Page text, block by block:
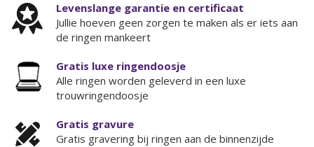
Levenslange garantie en certificaat
Jullie hoeven geen zorgen te maken als er iets aan
de ringen mankeert
Gratis luxe ringendoosje
Alle ringen worden geleverd in een luxe
trouwringendoosje
Gratis gravure
Gratis gravering bij ringen aan de binnenzijde